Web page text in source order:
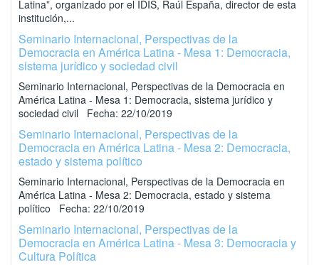
Latina”, organizado por el IDIS, Raúl España, director de esta
institución,...
Seminario Internacional, Perspectivas de la
Democracia en América Latina - Mesa 1: Democracia,
sistema jurídico y sociedad civil
Seminario Internacional, Perspectivas de la Democracia en
América Latina - Mesa 1: Democracia, sistema jurídico y
sociedad civil Fecha: 22/10/2019
Seminario Internacional, Perspectivas de la
Democracia en América Latina - Mesa 2: Democracia,
estado y sistema político
Seminario Internacional, Perspectivas de la Democracia en
América Latina - Mesa 2: Democracia, estado y sistema
político Fecha: 22/10/2019
Seminario Internacional, Perspectivas de la
Democracia en América Latina - Mesa 3: Democracia y
Cultura Política